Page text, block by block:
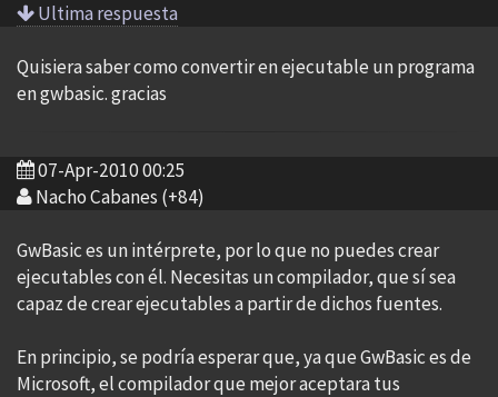
Ultima respuesta
Quisiera saber como convertir en ejecutable un programa
en gwbasic. gracias
07-Apr-2010 00:25
Nacho Cabanes (+84)
GwBasic es un intérprete, por lo que no puedes crear
ejecutables con él. Necesitas un compilador, que sí sea
capaz de crear ejecutables a partir de dichos fuentes.
En principio, se podría esperar que, ya que GwBasic es de
Microsoft, el compilador que mejor aceptara tus